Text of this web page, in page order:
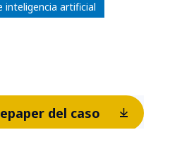
inteligencia artificial
del caso